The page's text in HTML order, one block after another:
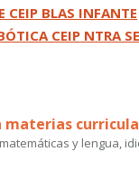
CEIP BLAS INFANTE
CEIP NTRA
materias
y lengua,